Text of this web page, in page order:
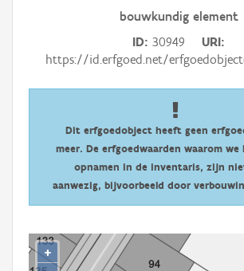
Gebeurtenis
Downloads
bouwkundig element
ID 30949
URI
https://id.erfgoed.net/
Dit erfgoedobject heeft geen
meer. De erfgoedwaarden waarom
opnamen in de inventaris, zijn
aanwezig, bijvoorbeeld door
+